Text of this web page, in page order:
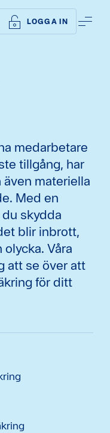
SÖK LOGGA IN
medarbetare
tillgång, har
materiella
Med en
skydda
blir inbrott,
Våra
att se över att
för ditt